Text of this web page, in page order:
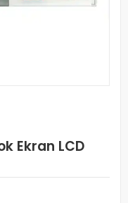
Ekran LCD